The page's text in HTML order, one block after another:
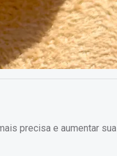
precisa e aumentar sua